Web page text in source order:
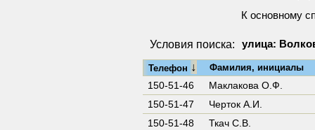
К основному
Условия поиска: улица:
Телефон ↓ Фамилия, инициалы
150-51-46
Маклакова О.Ф.
150-51-47
Черток А.И.
150-51-48
Ткач С.В.